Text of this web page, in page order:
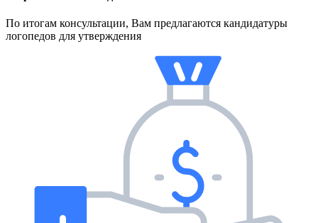
По итогам консультации, Вам предлагаются кандидатуры
логопедов для утверждения